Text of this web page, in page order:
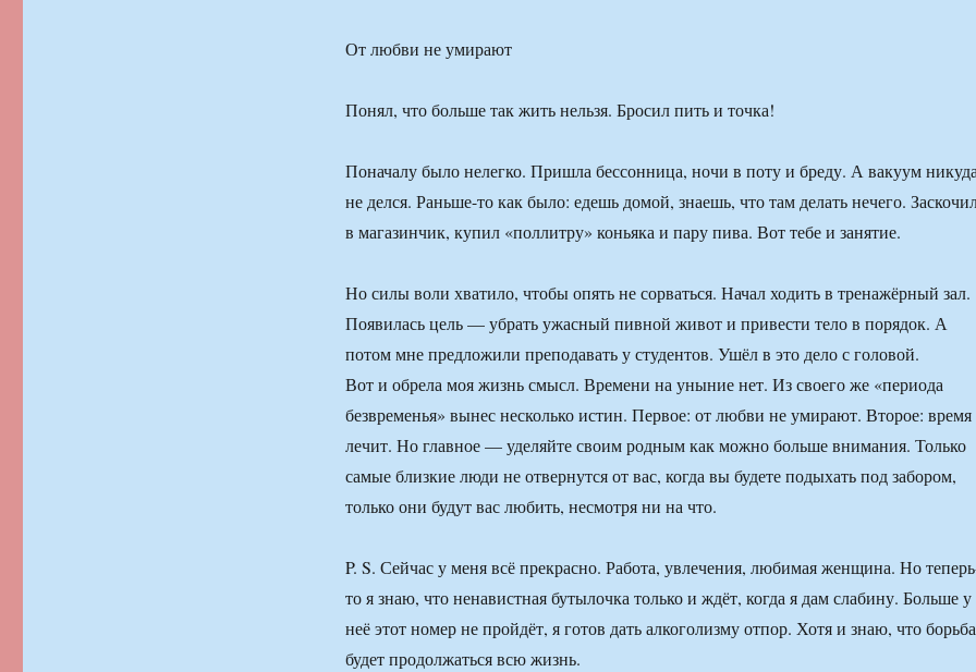
От любви не умирают
Понял, что больше так жить нельзя. Бросил пить и точка!
Поначалу было нелегко. Пришла бессонница, ночи в поту и бреду. А вакуум
не делся. Раньше-то как было: едешь домой, знаешь, что там делать нечего.
в магазинчик, купил «поллитру» коньяка и пару пива. Вот тебе и занятие.
Но силы воли хватило, чтобы опять не сорваться. Начал ходить в тренажёрный зал.
Появилась цель — убрать ужасный пивной живот и привести тело в порядок. А
потом мне предложили преподавать у студентов. Ушёл в это дело с головой.
Вот и обрела моя жизнь смысл. Времени на уныние нет. Из своего же «периода
безвременья» вынес несколько истин. Первое: от любви не умирают. Второе: время
лечит. Но главное — уделяйте своим родным как можно больше внимания. Только
самые близкие люди не отвернутся от вас, когда вы будете подыхать под забором,
только они будут вас любить, несмотря ни на что.
P. S. Сейчас у меня всё прекрасно. Работа, увлечения, любимая женщина. Но
то я знаю, что ненавистная бутылочка только и ждёт, когда я дам слабину. Больше у
неё этот номер не пройдёт, я готов дать алкоголизму отпор. Хотя и знаю, что борьба
будет продолжаться всю жизнь.